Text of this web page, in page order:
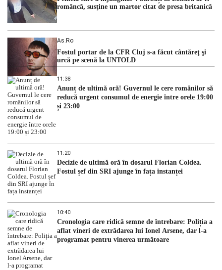
româncă, susţine un martor citat de presa britanică
As.ro
Fostul portar de la CFR Cluj s-a făcut cântăreţ şi
urcă pe scenă la UNTOLD
11:38
Anunț de ultimă oră! Guvernul le cere românilor să
reducă urgent consumul de energie între orele 19:00
și 23:00
11:20
Decizie de ultimă oră în dosarul Florian Coldea.
Fostul șef din SRI ajunge în fața instanței
10:40
Cronologia care ridică semne de întrebare: Poliția a
aflat vineri de extrădarea lui Ionel Arsene, dar l-a
programat pentru vinerea următoare